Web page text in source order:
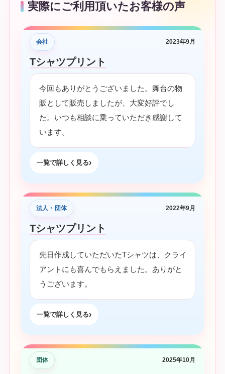
実際にご利用頂いたお客様の声
会社 2023年9月
Tシャツプリント
今回もありがとうございました。舞台の物
販として販売しましたが、大変好評でし
た。いつも相談に乗っていただき感謝して
います。
一覧で詳しく見る
法人・団体 2022年9月
Tシャツプリント
先日作成していただいたTシャツは、クライ
アントにも喜んでもらえました。ありがと
うございます。
一覧で詳しく見る
団体 2025年10月